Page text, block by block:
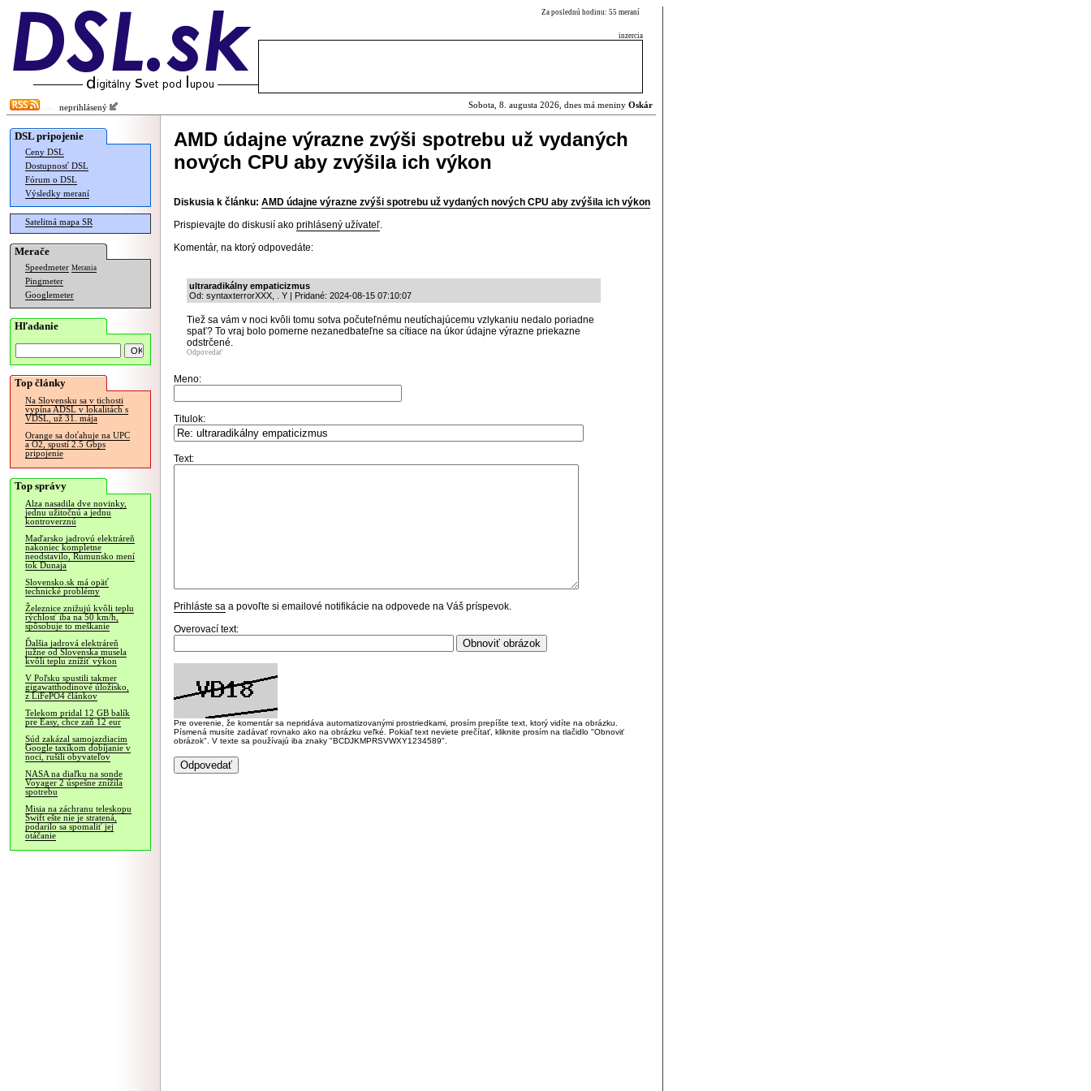
Za poslednú hodinu: 55 meraní
inzercia
neprihlásený Sobota, 8. augusta 2026, dnes má meniny Oskár
DSL pripojenie
Ceny DSL
Dostupnosť DSL
Fórum o DSL
Výsledky meraní
Satelitná mapa SR
Merače
Speedmeter Merania
Pingmeter
Googlemeter
Hľadanie
Top články
Na Slovensku sa v tichosti
vypína ADSL v lokalitách s
VDSL, už 31. mája
Orange sa doťahuje na UPC
a O2, spustí 2.5 Gbps
pripojenie
Top správy
Alza nasadila dve novinky,
jednu užitočnú a jednu
kontroverznú
Maďarsko jadrovú elektráreň
nakoniec kompletne
neodstavilo, Rumunsko mení
tok Dunaja
Slovensko.sk má opäť
technické problémy
Železnice znižujú kvôli teplu
rýchlosť iba na 50 km/h,
spôsobuje to meškanie
Ďalšia jadrová elektráreň
južne od Slovenska musela
kvôli teplu znížiť výkon
V Poľsku spustili takmer
gigawatthodinové úložisko,
z LiFePO4 článkov
Telekom pridal 12 GB balík
pre Easy, chce zaň 12 eur
Súd zakázal samojazdiacim
Google taxíkom dobíjanie v
noci, rušili obyvateľov
NASA na diaľku na sonde
Voyager 2 úspešne znížila
spotrebu
Misia na záchranu teleskopu
Swift ešte nie je stratená,
podarilo sa spomaliť jej
otáčanie
AMD údajne výrazne zvýši spotrebu už vydaných
nových CPU aby zvýšila ich výkon
Diskusia k článku: AMD údajne výrazne zvýši spotrebu už vydaných nových CPU aby zvýšila ich výkon
Prispievajte do diskusií ako prihlásený užívateľ.
Komentár, na ktorý odpovedáte:
ultraradikálny empaticizmus
Od: syntaxterrorXXX, . Y | Pridané: 2024-08-15 07:10:07
Tiež sa vám v noci kvôli tomu sotva počuteľnému neutíchajúcemu vzlykaniu nedalo poriadne
spať? To vraj bolo pomerne nezanedbateľne sa cítiace na úkor údajne výrazne priekazne
odstrčené.
Odpovedať
Meno:
Titulok:
Text:
Prihláste sa a povoľte si emailové notifikácie na odpovede na Váš príspevok.
Overovací text:
Pre overenie, že komentár sa nepridáva automatizovanými prostriedkami, prosím prepíšte text, ktorý vidíte na obrázku.
Písmená musíte zadávať rovnako ako na obrázku veľké. Pokiaľ text neviete prečítať, kliknite prosím na tlačidlo "Obnoviť
obrázok". V texte sa používajú iba znaky "BCDJKMPRSVWXY1234589".